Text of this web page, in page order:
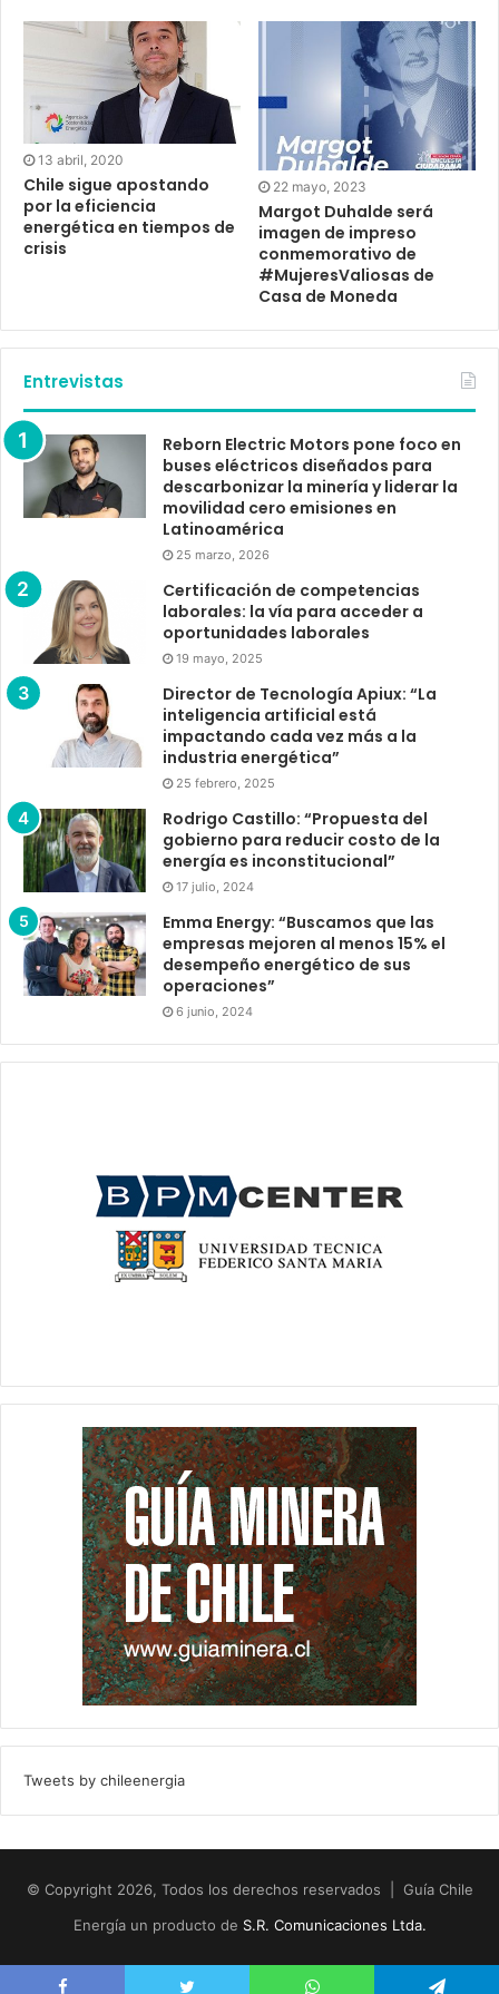
13 abril, 2020
Chile sigue apostando
por la eficiencia
energética en tiempos de
crisis
22 mayo, 2023
Margot Duhalde será
imagen de impreso
conmemorativo de
#MujeresValiosas de
Casa de Moneda
Entrevistas
Reborn Electric Motors pone foco en
buses eléctricos diseñados para
descarbonizar la minería y liderar la
movilidad cero emisiones en
Latinoamérica
25 marzo, 2026
Certificación de competencias
laborales: la vía para acceder a
oportunidades laborales
19 mayo, 2025
Director de Tecnología Apiux: “La
inteligencia artificial está
impactando cada vez más a la
industria energética”
25 febrero, 2025
Rodrigo Castillo: “Propuesta del
gobierno para reducir costo de la
energía es inconstitucional”
17 julio, 2024
Emma Energy: “Buscamos que las
empresas mejoren al menos 15% el
desempeño energético de sus
operaciones”
6 junio, 2024
Tweets by chileenergia
© Copyright 2026, Todos los derechos reservados | Guía Chile
Energía un producto de S.R. Comunicaciones Ltda.